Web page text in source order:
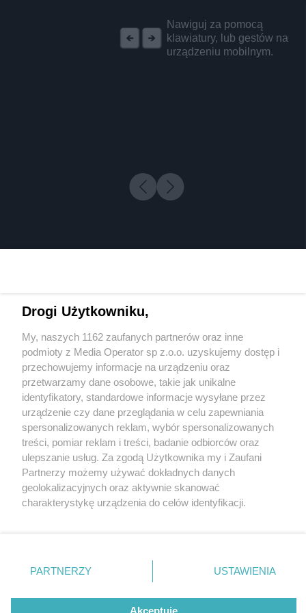
Nawiguj za pomocą
klawiatury, lub gestów na
urządzeniu mobilnym.
1 / 0
Wydawca mediów lokalnych
Nie zapomnij
zapoznać się z:
polityką prywatności regulamin korzystania z portali
Twojemiasto
Piekary Śląskie
Chorzów
Tarnowskie Góry
Gliwice
Skontakuj sięz nami
Kontakt
Wydawca
Redakcja
Drogi Użytkowniku,
My, naszych 1162 zaufanych partnerów oraz inne
podmioty z Media Operator sp z.o.o. uzyskujemy dostęp i
przechowujemy informacje na urządzeniu oraz
przetwarzamy dane osobowe, takie jak unikalne
identyfikatory, standardowe informacje wysyłane przez
urządzenie czy dane przeglądania w celu zapewniania
spersonalizowanych reklam, wybór spersonalizowanych
treści, pomiar reklam i treści, badanie odbiorców oraz
ulepszanie usług. Za zgodą Użytkownika my i Zaufani
Partnerzy możemy używać dokładnych danych
geolokalizacyjnych oraz aktywnie skanować
charakterystykę urządzenia do celów identyfikacji.
zmienić/wycofać klikając przycisk ustawień prywatności
znajdujący się w lewym dolnym rogu strony
rodzaje przetwarzania danych nie wymagają zgody
użytkownika, ale masz prawo sprzeciwić się takiemu
PARTNERZY USTAWIENIA
Akceptuję